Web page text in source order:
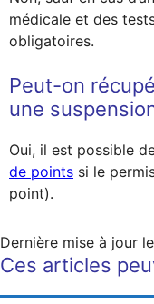
médicale et des
obligatoires.
Peut-on
une
Oui, il est possible
de points si le
point).
Dernière mise à jour le
Ces articles